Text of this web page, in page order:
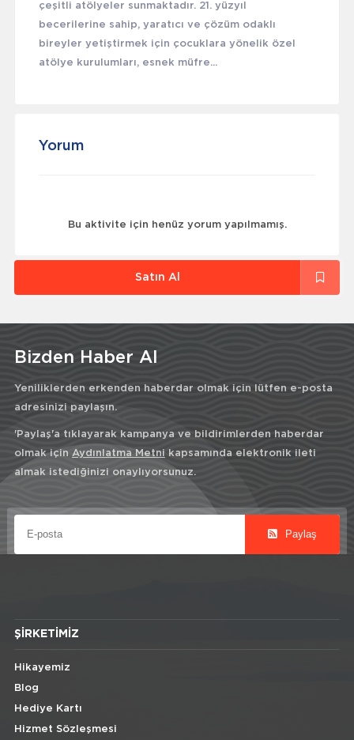
çeşitli atölyeler sunmaktadır. 21. yüzyıl
becerilerine sahip, yaratıcı ve çözüm odaklı
bireyler yetiştirmek için çocuklara yönelik özel
atölye kurulumları, esnek müfre...
Yorum
Bu aktivite için henüz yorum yapılmamış.
Satın Al
Bizden Haber Al
Yeniliklerden erkenden haberdar olmak için lütfen e-posta
adresinizi paylaşın.
'Paylaş'a tıklayarak kampanya ve bildirimlerden haberdar
olmak için Aydınlatma Metni kapsamında elektronik ileti
almak istediğinizi onaylıyorsunuz.
Paylaş
ŞIRKETIMIZ
Hikayemiz
Blog
Hediye Kartı
Hizmet Sözleşmesi